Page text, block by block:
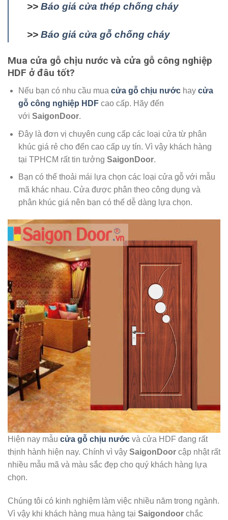
>> Báo giá cửa thép chống cháy
>> Báo giá cửa gỗ chống cháy
Mua cửa gỗ chịu nước và cửa gỗ công nghiệp
HDF ở đâu tốt?
Nếu bạn có nhu cầu mua cửa gỗ chịu nướchay cửa
gỗ công nghiệp HDFcao cấp. Hãy đến
với SaigonDoor.
Đây là đơn vị chuyên cung cấp các loại cửa từ phân
khúc giá rẻ cho đến cao cấp uy tín. Vì vậy khách hàng
tại TPHCM rất tin tưởng SaigonDoor.
Bạn có thể thoải mái lựa chọn các loại cửa gỗ với mẫu
mã khác nhau. Cửa được phân theo công dụng và
phân khúc giá nên bạn có thể dễ dàng lựa chọn.
Hiện nay mẫu cửa gỗ chịu nước và cửa HDF đang rất
thịnh hành hiện nay. Chính vì vậy SaigonDoor cập nhật rất
nhiều mẫu mã và màu sắc đẹp cho quý khách hàng lựa
chọn.
Chúng tôi có kinh nghiệm làm việc nhiều năm trong ngành.
Vì vậy khi khách hàng mua hàng tại Saigondoor chắc